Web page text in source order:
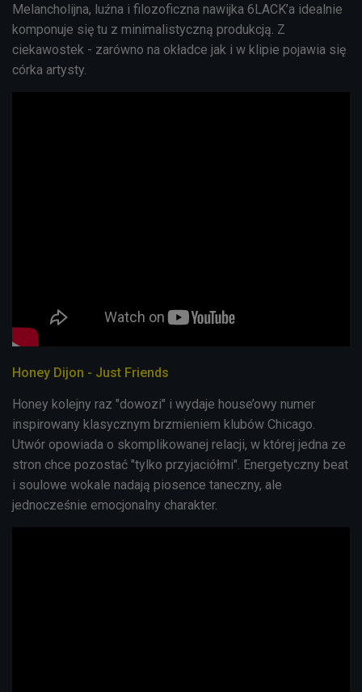
Melancholijna, luźna i filozoficzna nawijka 6LACK’a idealnie
komponuje się tu z minimalistyczną produkcją. Z
ciekawostek - zarówno na okładce jak i w klipie pojawia się
córka artysty.
Honey Dijon - Just Friends
Honey kolejny raz "dowozi" i wydaje house’owy numer
inspirowany klasycznym brzmieniem klubów Chicago.
Utwór opowiada o skomplikowanej relacji, w której jedna ze
stron chce pozostać "tylko przyjaciółmi". Energetyczny beat
i soulowe wokale nadają piosence taneczny, ale
jednocześnie emocjonalny charakter.